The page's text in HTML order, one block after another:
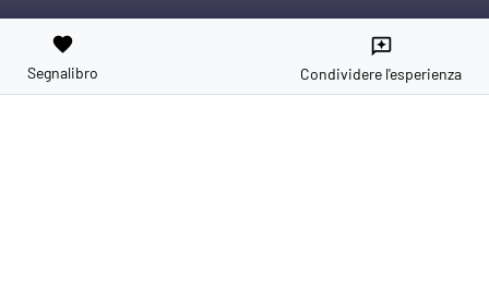
favorite
Segnalibro
reviews
Condividere l'esperienza